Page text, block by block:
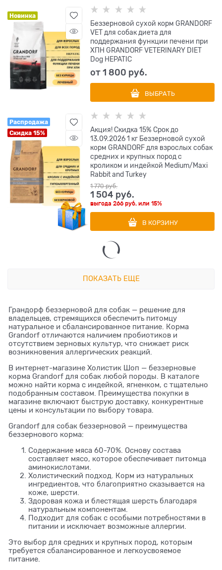
Новинка
Беззерновой сухой корм GRANDORF
VET для собак диета для
поддержания функции печени при
ХПН GRANDORF VETERINARY DIET
Dog HEPATIC
от1 800 руб.
ВЫБРАТЬ
Распродажа
Скидка 15%
Акция! Скидка 15% Срок до
13.09.2026 1 кг Беззерновой cухой
корм GRANDORF для взрослых собак
средних и крупных пород с
кроликом и индейкой Medium/Maxi
Rabbit and Turkey
1 770 руб.
1 504 руб.
выгода266 руб. или15%
В КОРЗИНУ
ПОКАЗАТЬ ЕЩЕ
Грандорф беззерновой для собак — решение для
владельцев, стремящихся обеспечить питомцу
натуральное и сбалансированное питание. Корма
Grandorf отличаются наличием пробиотиков и
отсутствием зерновых культур, что снижает риск
возникновения аллергических реакций.
В интернет-магазине Холистик Шоп — беззерновые
корма Grandorf для собак любой породы. В каталоге
можно найти корма с индейкой, ягненком, с тщательно
подобранным составом. Преимущества покупки в
магазине включают быструю доставку, конкурентные
цены и консультации по выбору товара.
Grandorf для собак беззерновой — преимущества
беззернового корма:
Содержание мяса 60-70%. Основу состава
составляет мясо, которое обеспечивает питомца
аминокислотами.
Холистический подход. Корм из натуральных
ингредиентов, что благоприятно сказывается на
коже, шерсти.
Здоровая кожа и блестящая шерсть благодаря
натуральным компонентам.
Подходит для собак с особыми потребностями в
питании и исключает возможные аллергии.
Это выбор для средних и крупных пород, которым
требуется сбалансированное и легкоусвояемое
питание.